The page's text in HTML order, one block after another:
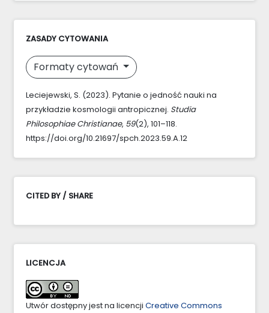
ZASADY CYTOWANIA
Formaty cytowań
Leciejewski, S. (2023). Pytanie o jedność nauki na
przykładzie kosmologii antropicznej. Studia
Philosophiae Christianae, 59(2), 101–118.
https://doi.org/10.21697/spch.2023.59.A.12
CITED BY / SHARE
LICENCJA
Utwór dostępny jest na licencji Creative Commons